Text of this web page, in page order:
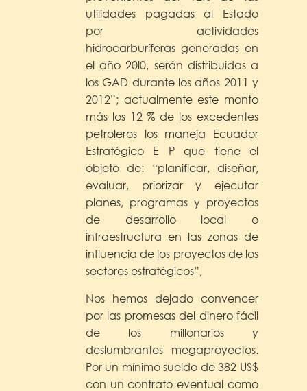
utilidades pagadas al Estado
por actividades
hidrocarburíferas generadas en
el año 20l0, serán distribuidas a
los GAD durante los años 2011 y
2012”; actualmente este monto
más los 12 % de los excedentes
petroleros los maneja Ecuador
Estratégico E P que tiene el
objeto de: “planificar, diseñar,
evaluar, priorizar y ejecutar
planes, programas y proyectos
de desarrollo local o
infraestructura en las zonas de
influencia de los proyectos de los
sectores estratégicos”,
Nos hemos dejado convencer
por las promesas del dinero fácil
de los millonarios y
deslumbrantes megaproyectos.
Por un mínimo sueldo de 382 US$
con un contrato eventual como